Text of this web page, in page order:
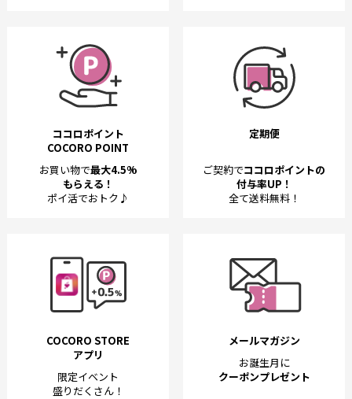
ココロポイント
COCORO POINT
お買い物で最大4.5%
もらえる！
ポイ活でおトク♪
定期便
ご契約でココロポイントの
付与率UP！
全て送料無料！
COCORO STORE
アプリ
限定イベント
盛りだくさん！
メールマガジン
お誕生月に
クーポンプレゼント